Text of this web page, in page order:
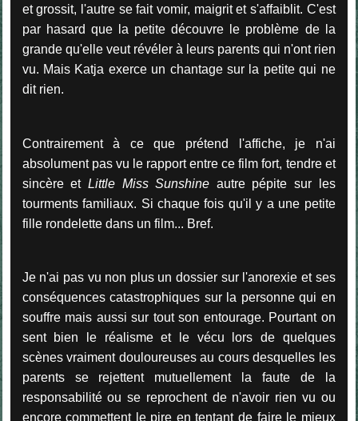
et grossit, l'autre se fait vomir, maigrit et s'affaiblit. C'est
par hasard que la petite découvre le problème de la
grande qu'elle veut révéler à leurs parents qui n'ont rien
vu. Mais Katja exerce un chantage sur la petite qui ne
dit rien.
Contrairement à ce que prétend l'affiche, je n'ai
absolument pas vu le rapport entre ce film fort, tendre et
sincère et Little Miss Sunshine autre pépite sur les
tourments familiaux. Si chaque fois qu'il y a une petite
fille rondelette dans un film... Bref.
Je n'ai pas vu non plus un dossier sur l'anorexie et ses
conséquences catastrophiques sur la personne qui en
souffre mais aussi sur tout son entourage. Pourtant on
sent bien le réalisme et le vécu lors de quelques
scènes vraiment douloureuses au cours desquelles les
parents se rejettent mutuellement la faute de la
responsabilité ou se reprochent de n'avoir rien vu ou
encore commettent le pire en tentant de faire le mieux